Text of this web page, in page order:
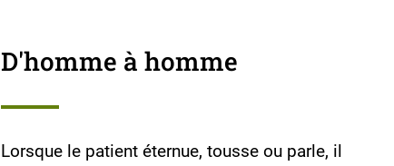
D'homme à homme
Lorsque le patient éternue, tousse ou parle, il